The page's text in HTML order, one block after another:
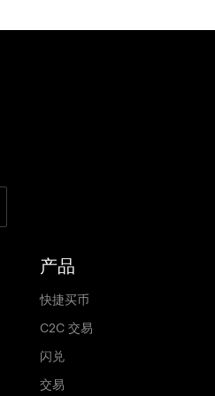
产品
快捷买币
C2C 交易
闪兑
交易